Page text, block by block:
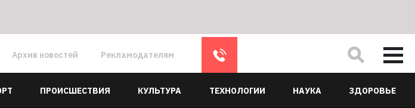
Архив новостей Рекламодателям
ПРОИСШЕСТВИЯ КУЛЬТУРА ТЕХНОЛОГИИ НАУКА ЗДОРОВЬЕ